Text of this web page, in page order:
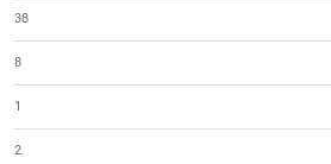
38
8
1
2